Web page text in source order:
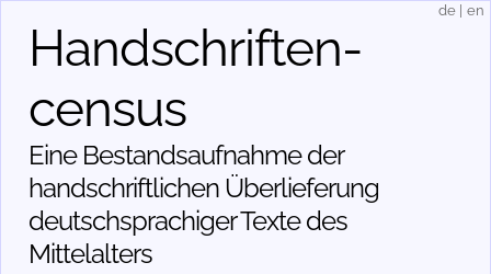
Handschriften­
census
Eine Bestandsaufnahme der
handschriftlichen Über­lieferung
deutschsprachiger Texte des
Mittelalters
de en